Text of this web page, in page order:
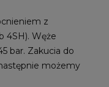
z
4SH). Węże
bar. Zakucia do
możemy